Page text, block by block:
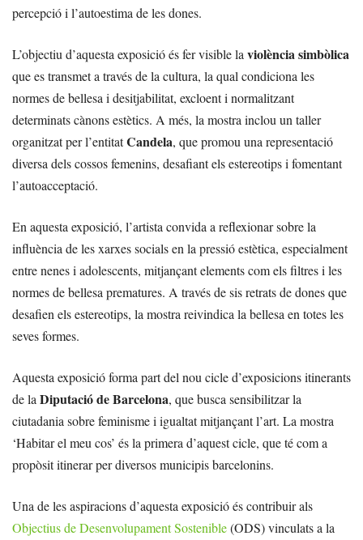
percepció i l’autoestima de les dones.
L’objectiu d’aquesta exposició és fer visible la violència simbòlica
que es transmet a través de la cultura, la qual condiciona les
normes de bellesa i desitjabilitat, excloent i normalitzant
determinats cànons estètics. A més, la mostra inclou un taller
organitzat per l’entitatCandela, que promou una representació
diversa dels cossos femenins, desafiant els estereotips i fomentant
l’autoacceptació.
En aquesta exposició, l’artista convida a reflexionar sobre la
influència de les xarxes socials en la pressió estètica, especialment
entre nenes i adolescents, mitjançant elements com els filtres i les
normes de bellesa prematures. A través de sis retrats de dones que
desafien els estereotips, la mostra reivindica la bellesa en totes les
seves formes.
Aquesta exposició forma part del nou cicle d’exposicions itinerants
de la Diputació de Barcelona, que busca sensibilitzar la
ciutadania sobre feminisme i igualtat mitjançant l’art. La mostra
‘Habitar el meu cos’ és la primera d’aquest cicle, que té com a
propòsit itinerar per diversos municipis barcelonins.
Una de les aspiracions d’aquesta exposició és contribuir als
Objectius de Desenvolupament Sostenible(ODS) vinculats a la